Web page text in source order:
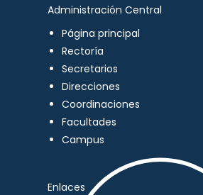
Administración Central
Página principal
Rectoría
Secretarios
Direcciones
Coordinaciones
Facultades
Campus
Enlaces